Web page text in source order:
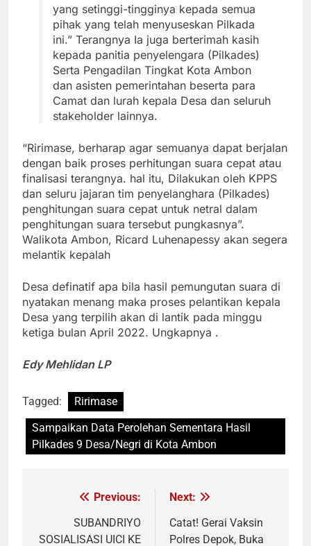
yang setinggi-tingginya kepada semua
pihak yang telah menyuseskan Pilkada
ini.” Terangnya Ia juga berterimah kasih
kepada panitia penyelengara (Pilkades)
Serta Pengadilan Tingkat Kota Ambon
dan asisten pemerintahan beserta para
Camat dan lurah kepala Desa dan seluruh
stakeholder lainnya.
“Ririmase, berharap agar semuanya dapat berjalan
dengan baik proses perhitungan suara cepat atau
finalisasi terangnya. hal itu, Dilakukan oleh KPPS
dan seluru jajaran tim penyelanghara (Pilkades)
penghitungan suara cepat untuk netral dalam
penghitungan suara tersebut pungkasnya”.
Walikota Ambon, Ricard Luhenapessy akan segera
melantik kepalah
Desa definatif apa bila hasil pemungutan suara di
nyatakan menang maka proses pelantikan kepala
Desa yang terpilih akan di lantik pada minggu
ketiga bulan April 2022. Ungkapnya .
Edy Mehlidan LP
Tagged:
Ririmase
Sampaikan Data Perolehan Sementara Hasil
Pilkades 9 Desa/Negri di Kota Ambon
NavigasiPrevious:
SUBANDRIYO
SOSIALISASI UICI KE
Next:
Catat! Gerai Vaksin
Polres Depok, Buka